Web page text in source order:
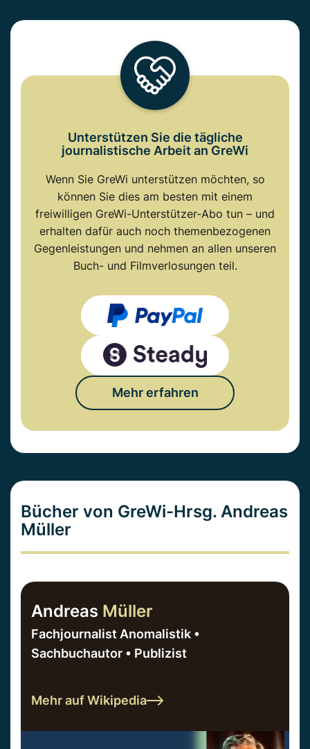
Unterstützen Sie die tägliche
journalistische Arbeit an GreWi
Wenn Sie GreWi unterstützen möchten, so
können Sie dies am besten mit einem
freiwilligen GreWi-Unterstützer-Abo tun – und
erhalten dafür auch noch themenbezogenen
Gegenleistungen und nehmen an allen unseren
Buch- und Filmverlosungen teil.
Mehr erfahren
Bücher von GreWi-Hrsg. Andreas
Müller
Andreas Müller
Fachjournalist Anomalistik •
Sachbuchautor • Publizist
Mehr auf Wikipedia